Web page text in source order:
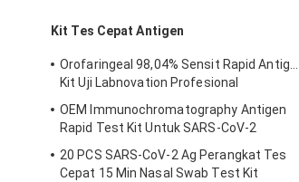
Kit Tes Cepat Antigen
Orofaringeal 98,04% Sensit Rapid Antigen
Kit Uji Labnovation Profesional
OEM Immunochromatography Antigen
Rapid Test Kit Untuk SARS-CoV-2
20 PCS SARS-CoV-2 Ag Perangkat Tes
Cepat 15 Min Nasal Swab Test Kit